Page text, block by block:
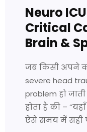
Neuro
Critical
Brain &
जब किसी अपने
severe head
problem हो
होता है की –
ऐसे समय में